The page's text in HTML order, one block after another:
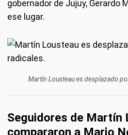
gobernador de Jujuy, Gerardo
ese lugar.
Martín Lousteau es desplazado
Seguidores de Martín
compararon a Mario